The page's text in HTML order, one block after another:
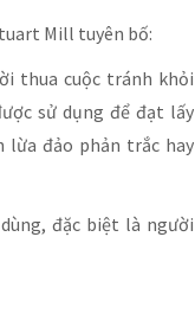
Mill tuyên bố:
thua cuộc tránh khỏi
sử dụng để đạt lấy
lừa đảo phản trắc hay
đặc biệt là người